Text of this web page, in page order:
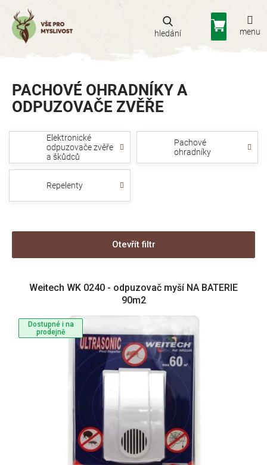
obsah
Nákupní
košík
PACHOVÉ OHRADNÍKY A
ODPUZOVAČE ZVĚŘE
Elektronické
odpuzovače zvěře
a škůdců
Pachové
ohradníky
Repelenty
Otevřít filtr
Dostupné i na
prodejně
Weitech WK 0240 - odpuzovač myší NA BATERIE
90m2